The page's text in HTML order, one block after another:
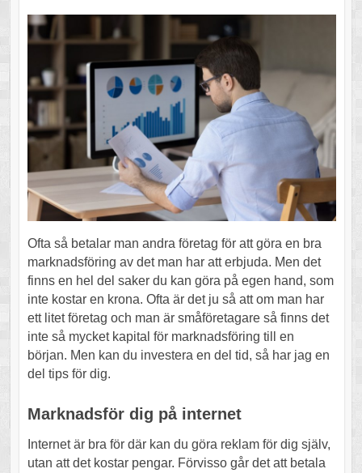
Ofta så betalar man andra företag för att göra en bra
marknadsföring av det man har att erbjuda. Men det
finns en hel del saker du kan göra på egen hand, som
inte kostar en krona. Ofta är det ju så att om man har
ett litet företag och man är småföretagare så finns det
inte så mycket kapital för marknadsföring till en
början. Men kan du investera en del tid, så har jag en
del tips för dig.
Marknadsför dig på internet
Internet är bra för där kan du göra reklam för dig själv,
utan att det kostar pengar. Förvisso går det att betala